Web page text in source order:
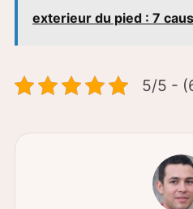
exterieur du pied : 7
5/5 -